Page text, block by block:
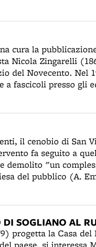
cura la
Nicola Zingarelli
del Novecento. Nel
a fascicoli presso gli
volume. Dal 1993 “lo
il cenobio di San
fa seguito a
demolito "un
del pubblico (A.
SOGLIANO AL
progetta la Casa del